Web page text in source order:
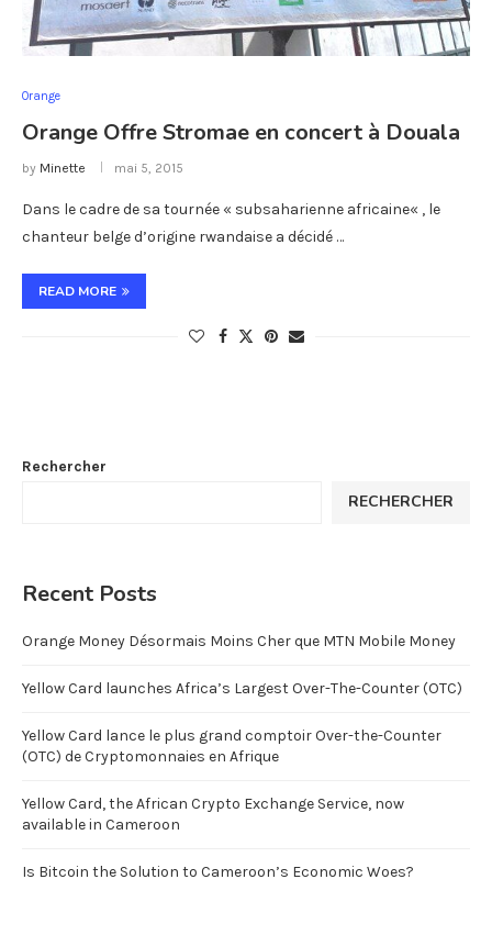
Orange
Orange Offre Stromae en concert à Douala
by Minette mai 5, 2015
Dans le cadre de sa tournée « subsaharienne africaine« , le
chanteur belge d’origine rwandaise a décidé …
READ MORE
Rechercher
RECHERCHER
Recent Posts
Orange Money Désormais Moins Cher que MTN Mobile Money
Yellow Card launches Africa’s Largest Over-The-Counter (OTC)
Yellow Card lance le plus grand comptoir Over-the-Counter
(OTC) de Cryptomonnaies en Afrique
Yellow Card, the African Crypto Exchange Service, now
available in Cameroon
Is Bitcoin the Solution to Cameroon’s Economic Woes?